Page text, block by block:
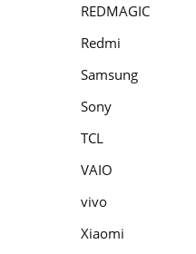
REDMAGIC
Redmi
Samsung
Sony
TCL
VAIO
vivo
Xiaomi